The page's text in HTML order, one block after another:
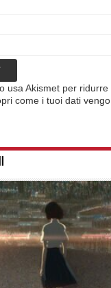
usa Akismet per ridurre
come i tuoi dati